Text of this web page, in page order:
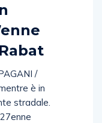
/
è in
stradale.